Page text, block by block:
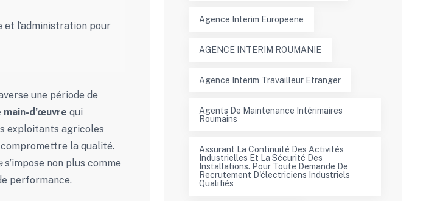
l’administration pour
une période de
main-d’œuvre qui
exploitants agricoles
la qualité.
s’impose non plus comme
performance.
Agence Interim Europeene
AGENCE INTERIM ROUMANIE
Agence Interim Travailleur Etranger
Agents De Maintenance Intérimaires
Roumains
Assurant La Continuité Des Activités
Industrielles Et La Sécurité Des
Installations. Pour Toute Demande De
Recrutement D'électriciens Industriels
Qualifiés